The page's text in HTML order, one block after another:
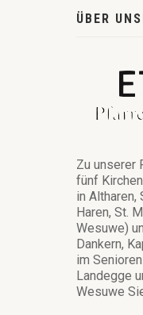
ÜBER
Zu unserer
fünf
in Altharen,
Haren, St.
Wesuwe)
Dankern,
im
Landegge
Wesuwe